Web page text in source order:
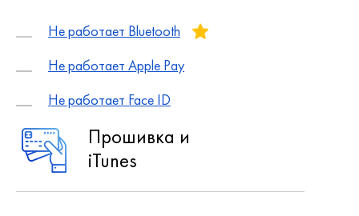
Не работает Bluetooth
Не работает Apple Pay
Не работает Face ID
Прошивка и
iTunes